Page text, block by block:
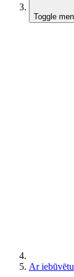
Toggle
Ar